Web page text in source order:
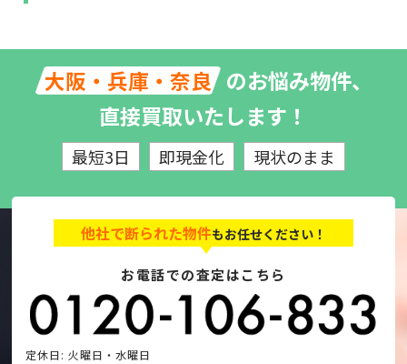
大阪・兵庫・奈良 のお悩み物件、
直接買取いたします！
最短3日 即現金化 現状のまま
他社で断られた物件もお任せください！
お電話での査定はこちら
定休日: 火曜日・水曜日